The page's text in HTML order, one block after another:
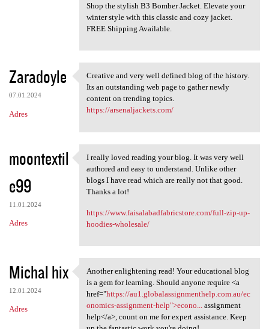
Shop the stylish B3 Bomber Jacket. Elevate your
winter style with this classic and cozy jacket.
FREE Shipping Available.
Zaradoyle
07.01.2024
Adres
Creative and very well
Creative and very well defined blog of the history.
Its an outstanding web page to gather newly
content on trending topics.
https://arsenaljackets.com/
moontextil
e99
11.01.2024
Adres
I really loved reading your
I really loved reading your blog. It was very well
authored and easy to understand. Unlike other
blogs I have read which are really not that good.
Thanks a lot!
https://www.faisalabadfabricstore.com/full-zip-up-
hoodies-wholesale/
Michal hix
12.01.2024
Adres
Another enlightening read!
Another enlightening read! Your educational blog
is a gem for learning. Should anyone require <a
href="https://au1.globalassignmenthelp.com.au/ec
onomics-assignment-help">econo...assignment
help</a>, count on me for expert assistance. Keep